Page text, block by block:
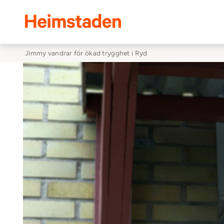
Heimstaden
Jimmy vandrar för ökad trygghet i Ryd